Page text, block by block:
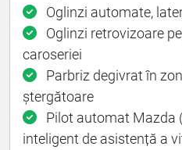
Oglinzi automate,
Oglinzi retrovizoare
caroseriei
Parbriz degivrat în
ștergătoare
Pilot automat Mazda
inteligent de asistență a